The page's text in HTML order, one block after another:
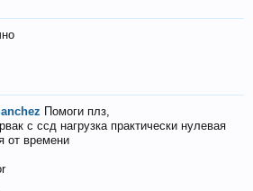
Помоги плз,
с ссд нагрузка практически нулевая
от времени